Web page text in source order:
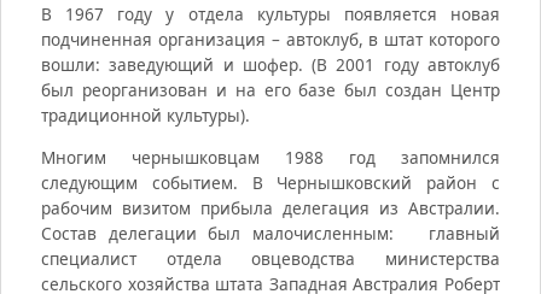
В 1967 году у отдела культуры появляется новая
подчиненная организация – автоклуб, в штат которого
вошли: заведующий и шофер. (В 2001 году автоклуб
был реорганизован и на его базе был создан Центр
традиционной культуры).
Многим чернышковцам 1988 год запомнился
следующим событием. В Чернышковский район с
рабочим визитом прибыла делегация из Австралии.
Состав делегации был малочисленным: главный
специалист отдела овцеводства министерства
сельского хозяйства штата Западная Австралия Роберт